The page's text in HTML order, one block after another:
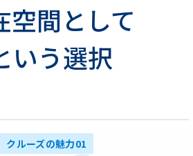
空間として
いう選択
クルーズの魅力01